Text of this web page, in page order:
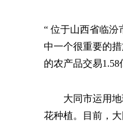
“ 位于山西省临汾
中一个很重要的
的农产品交易1.58
大同市运用地
花种植。目前，